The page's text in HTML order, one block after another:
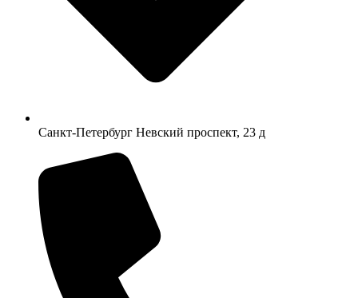
Санкт-Петербург Невский проспект, 23 д